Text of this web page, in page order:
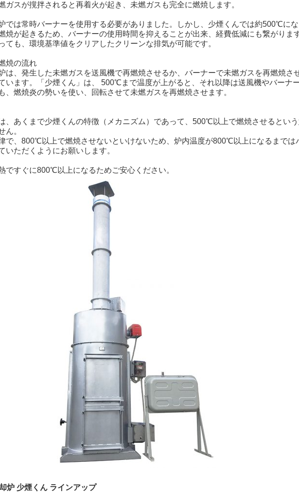
ガスが撹拌されると再着火が起き、未燃ガスも完全に燃焼します。
では常時バーナーを使用する必要がありました。しかし、少煙くんでは約500℃に
焼が起きるため、バーナーの使用時間を抑えることが出来、経費低減にも繋がりま
ても、環境基準値をクリアしたクリーンな排気が可能です。
焼の流れ
は、発生した未燃ガスを送風機で再燃焼させるか、バーナーで未燃ガスを再燃焼さ
います。「少煙くん」は、 500℃まで温度が上がると、それ以降は送風機やバーナ
、燃焼炎の勢いを使い、回転させて未燃ガスを再燃焼させます。
、あくまで少煙くんの特徴（メカニズム）であって、500℃以上で燃焼させるとい
ん。
で、800℃以上で燃焼させないといけないため、炉内温度が800℃以上になるまでは
いただくようにお願いします。
ですぐに800℃以上になるためご安心ください。
炉 少煙くん ラインアップ